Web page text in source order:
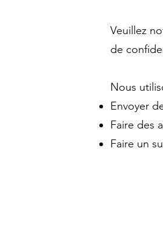
Veuillez
de
Nous
Envoyer
Faire des
Faire un